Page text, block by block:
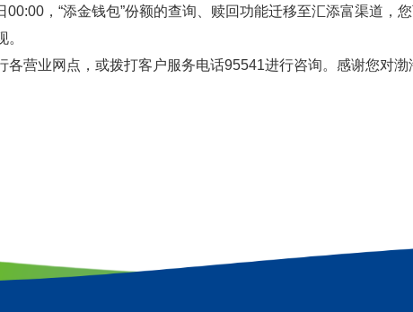
00:00 ，“添金钱包”份额的查询、赎回功能迁移至汇添富渠道，
各营业网点，或拨打客户服务电话95541进行咨询。感谢您对